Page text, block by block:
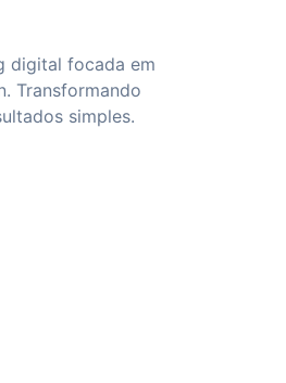
digital focada em
Transformando
simples.